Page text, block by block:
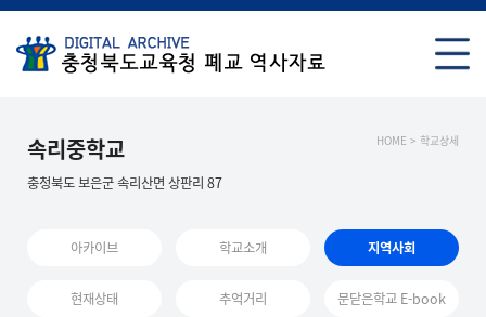
속리중학교
충청북도 보은군 속리산면 상판리 87
HOME > 학교상세
아카이브 학교소개 지역사회
현재상태 추억거리 문닫은학교 E-book